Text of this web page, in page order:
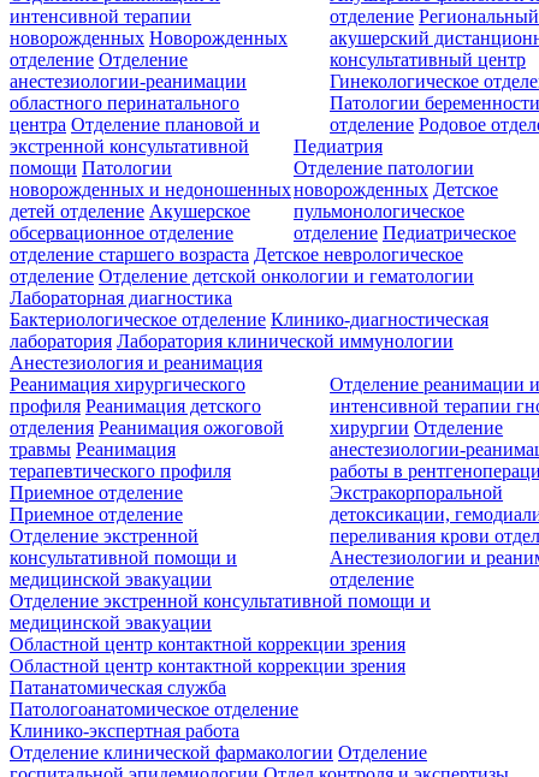
интенсивной терапии
новорожденных Новорожденных
отделение Отделение
анестезиологии-реанимации
областного перинатального
центра Отделение плановой и
экстренной консультативной
помощи Патологии
новорожденных и недоношенных
детей отделение Акушерское
обсервационное отделение
отделение Региональный
акушерский
консультативный центр
Гинекологическое
Патологии
отделение Родовое
Педиатрия
Отделение патологии
новорожденных Детское
пульмонологическое
отделение Педиатрическое
отделение старшего возраста Детское неврологическое
отделение Отделение детской онкологии и гематологии
Лабораторная диагностика
Бактериологическое отделение Клинико-диагностическая
лаборатория Лаборатория клинической иммунологии
Анестезиология и реанимация
Реанимация хирургического
профиля Реанимация детского
отделения Реанимация ожоговой
травмы Реанимация
терапевтического профиля
Отделение реанимации
интенсивной терапии
хирургии Отделение
анестезиологии-
работы в
Экстракорпоральной
детоксикации,
переливания крови
Анестезиологии и
отделение
Приемное отделение
Приемное отделение
Отделение экстренной
консультативной помощи и
медицинской эвакуации
Отделение экстренной консультативной помощи и
медицинской эвакуации
Областной центр контактной коррекции зрения
Областной центр контактной коррекции зрения
Патанатомическая служба
Патологоанатомическое отделение
Клинико-экспертная работа
Отделение клинической фармакологии Отделение